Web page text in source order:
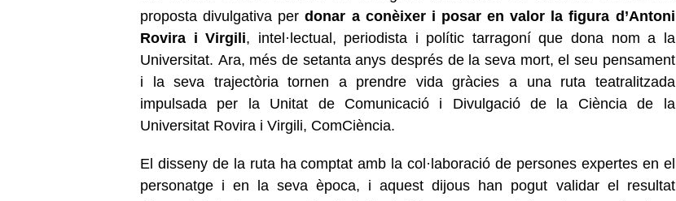
proposta divulgativa perdonar a conèixer i posar en valor la figura d’Antoni
Rovira i Virgili, intel·lectual, periodista i polític tarragoní que dona nom a la
Universitat. Ara, més de setanta anys després de la seva mort, el seu pensament
i la seva trajectòria tornen a prendre vida gràcies a una ruta teatralitzada
impulsada per la Unitat de Comunicació i Divulgació de la Ciència de la
Universitat Rovira i Virgili, ComCiència.
El disseny de la ruta ha comptat amb la col·laboració de persones expertes en el
personatge i en la seva època, i aquest dijous han pogut validar el resultat